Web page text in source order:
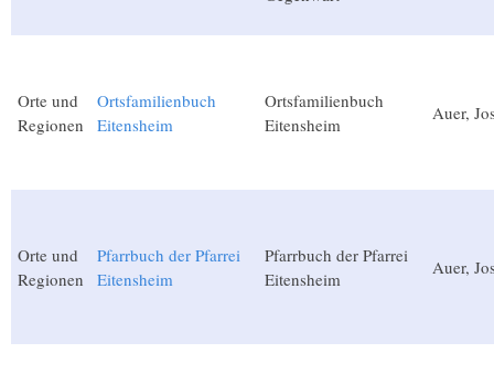
Orte und
Regionen
Ortsfamilienbuch
Eitensheim
Ortsfamilienbuch
Eitensheim
Auer,
Orte und
Regionen
Pfarrbuch der Pfarrei
Eitensheim
Pfarrbuch der Pfarrei
Eitensheim
Auer,